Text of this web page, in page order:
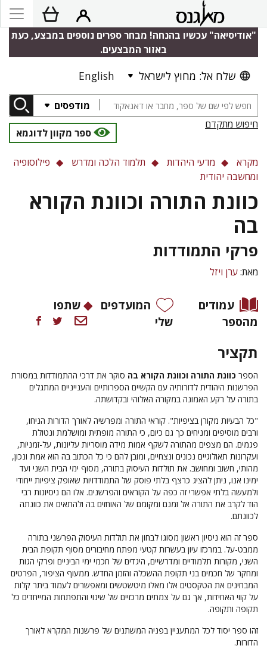
"אודיסיאה" עכשיו בהנחה! מבחר ספרים נוספים במבצע, כעת
באזור המבצעים.
שלח אל: מחוץ לישראל English
מודפסים
חיפוש מתקדם
ספר מקוון לדוגמא
מקרא מדעי היהדות תלמוד הלכה ומדרש
פילוסופיה
ומחשבה יהודית
כוונת התורה וכוונת הקורא
בה
פרקי התמודדות
מאת:ערן ויזל
עמודים
מהספר
המועדפים
שלי
שתפו
תקציר
הספר כוונת התורה וכוונת הקורא בה סוקר את דרכי ההתמודדות במסורת
הפרשנות היהודית לדורותיה עם הקשיים הספרותיים והענייניים המתגלים
בתורה על רקע האמונה במקורה האלוהי ובקדושתה.
"כל הבעיות מקורן בציפיות". קוראי התורה ומפרשיה לאורך הדורות הניחו,
ורבים מוסיפים ומניחים כך גם כיום, כי התורה מופתית ומושלמת ונטולת
פגמים. הם מצפים מהתורה לשקף אמות מידה מוסריות עליונות, על-זמניוֹת,
ועקרונות תאולוגיים נכונים ונצחיים, ומובן להם כי כל הכתוב בה הוא אמת ונכון,
מהותי, חשוב ומחושב. את תולדות העיסוק בתורה, מסוף ימי הבית השני ועד
ימינו אנו, ניתן להציג כרצף בלתי פוסק של התמודדויות שאופק ציפיות ייחודי
ולמעשה בלתי אפשרי זה כפה על הקוראים והפרשנים. אלו הם ניסיונות רבי
הוד לקרב את התורה אל זמנם ומקומם של האוחזים בה ולהתאים את כוונתה
לכוונתם.
ספר זה הוא ניסיון ראשון מסוגו לבחון את תולדות העיסוק הפרשני בתורה
ממבט-על. במרכזו עיון בעשרות קטעי מפתח מחיבורים מסוף תקופת הבית
השני, מקורות תלמודיים ומדרשיים, היגדים של חכמי ימי הביניים ופרקי הגות
ומחקר של חכמים בני תקופת ההשכלה והזמן החדש. ממעוף הציפור, הפרטים
המבחינים את הטקסטים אלו מאלו מיטשטשים ומאפשרים לעמוד ביתר קלות
על קווי האחידות, אך גם על צמתים מרכזיים של שינוי והתפתחות המייחדים כל
תקופה ותקופה.
זהו ספר יסוד לכל המתעניין בפניה המשתנים של פרשנות המקרא לאורך
הדורות.